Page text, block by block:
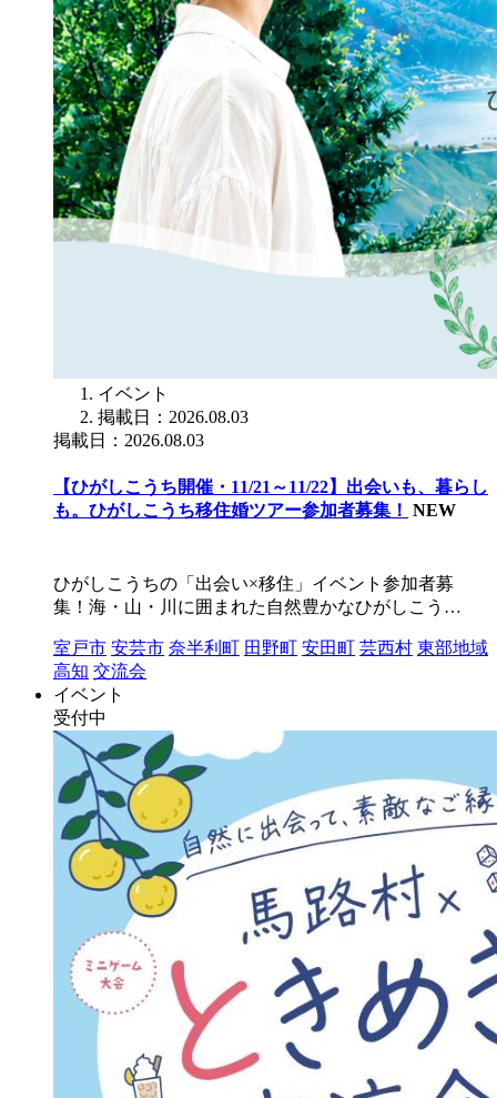
イベント
掲載日：2026.08.03
掲載日：2026.08.03
【ひがしこうち開催・11/21～11/22】出会いも、暮らし
も。ひがしこうち移住婚ツアー参加者募集！ NEW
ひがしこうちの「出会い×移住」イベント参加者募
集！海・山・川に囲まれた自然豊かなひがしこう…
室戸市 安芸市 奈半利町 田野町 安田町 芸西村 東部地域
高知 交流会
イベント
受付中